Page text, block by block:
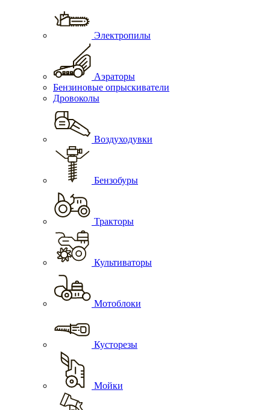
Электропилы
Аэраторы
Бензиновые опрыскиватели
Дровоколы
Воздуходувки
Бензобуры
Тракторы
Культиваторы
Мотоблоки
Кусторезы
Мойки